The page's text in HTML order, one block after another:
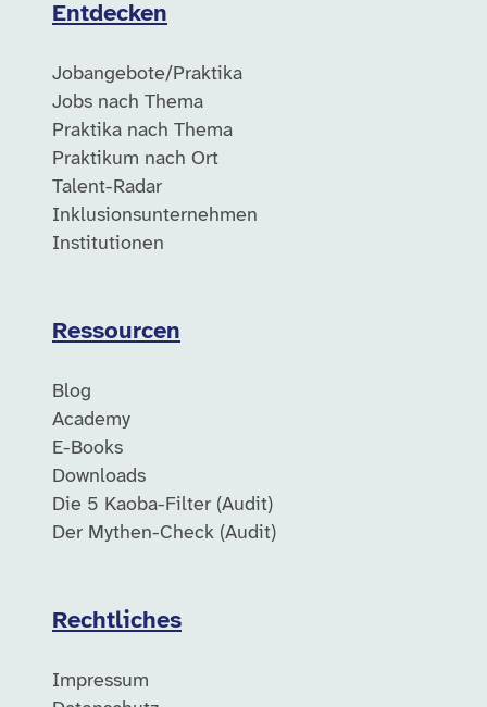
Entdecken
Jobangebote/Praktika
Jobs nach Thema
Praktika nach Thema
Praktikum nach Ort
Talent-Radar
Inklusionsunternehmen
Institutionen
Ressourcen
Blog
Academy
E-Books
Downloads
Die 5 Kaoba-Filter (Audit)
Der Mythen-Check (Audit)
Rechtliches
Impressum